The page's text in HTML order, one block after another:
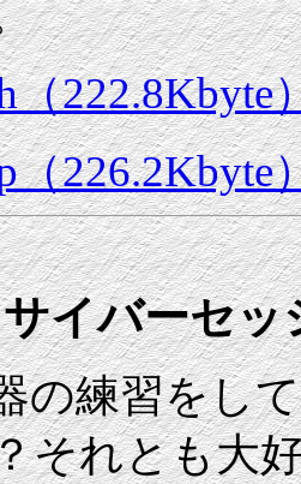
（222.8Kbyte
（226.2Kbyte
サイバーセッ
の練習をし
それとも大